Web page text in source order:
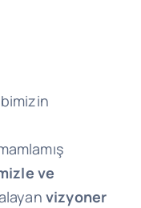
ve
vizyoner